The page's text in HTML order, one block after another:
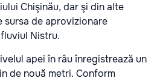
Chişinău, dar şi din alte
de aprovizionare
Nistru.
apei în râu înregistrează un
de nouă metri. Conform